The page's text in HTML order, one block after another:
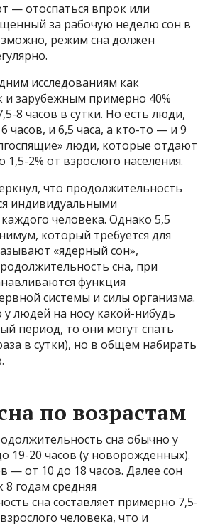
— отоспаться впрок или
за рабочую неделю сон в
режим сна должен
исследованиям как
и зарубежным примерно 40%
8 часов в сутки. Но есть люди,
часов, и 6,5 часа, а кто-то — и 9
люди, которые отдают
1,5-2% от взрослого населения.
что продолжительность
индивидуальными
человека. Однако 5,5
который требуется для
«ядерный сон»,
сна, при
функция
системы и силы организма.
у людей на носу какой-нибудь
период, то они могут спать
в сутки), но в общем набирать
по возрастам
сна обычно у
19-20 часов (у новорожденных).
— от 10 до 18 часов. Далее сон
8 годам средняя
сна составляет примерно 7,5-
человека, что и